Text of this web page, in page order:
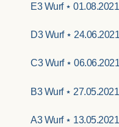
E3 Wurf ⋆ 01.08.2021
D3 Wurf ⋆ 24.06.2021
C3 Wurf ⋆ 06.06.2021
B3 Wurf ⋆ 27.05.2021
A3 Wurf ⋆ 13.05.2021